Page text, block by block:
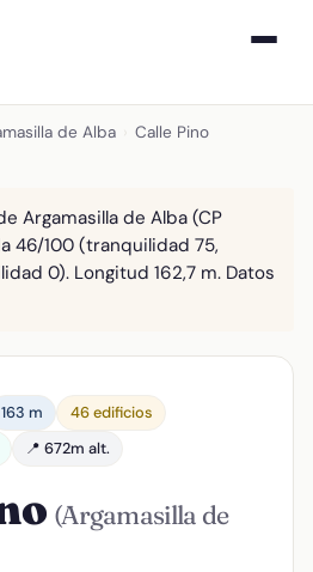
de Alba Calle Pino
Argamasilla de Alba (CP
46/100 (tranquilidad 75,
0). Longitud 162,7 m. Datos
163 m
46 edificios
📍 672m alt.
(Argamasilla de